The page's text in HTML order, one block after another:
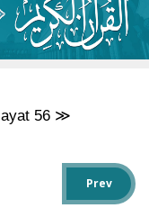
ayat 56 ≫
Prev